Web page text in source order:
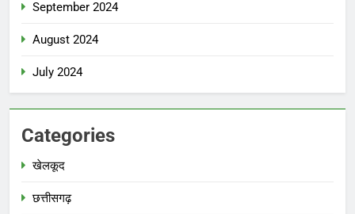
September 2024
August 2024
July 2024
Categories
खेलकूद
छत्तीसगढ़